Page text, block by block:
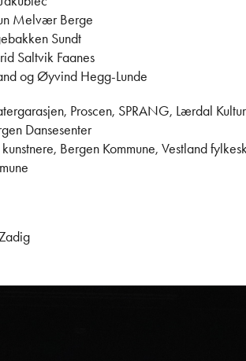
Melvær Berge
Sundt
Saltvik Faanes
og Øyvind Hegg-Lunde
Proscen, SPRANG, Lærdal
Dansesenter
Bergen Kommune, Vestland